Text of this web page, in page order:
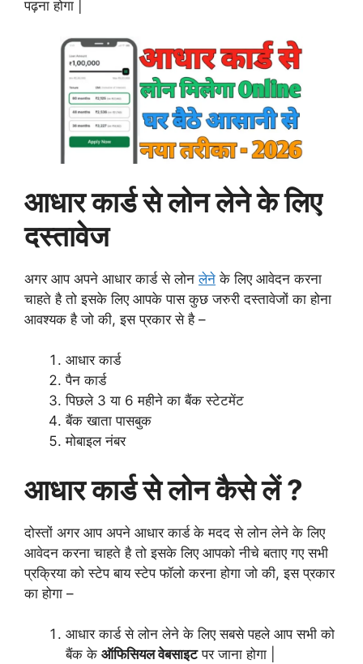
पढ़ना होगा |
आधार कार्ड से लोन लेने के लिए
दस्तावेज
अगर आप अपने आधार कार्ड से लोनलेने के लिए आवेदन करना
चाहते है तो इसके लिए आपके पास कुछ जरुरी दस्तावेजों का होना
आवश्यक है जो की, इस प्रकार से है –
आधार कार्ड
पैन कार्ड
पिछले 3 या 6 महीने का बैंक स्टेटमेंट
बैंक खाता पासबुक
मोबाइल नंबर
आधार कार्ड से लोन कैसे लें ?
दोस्तों अगर आप अपने आधार कार्ड के मदद से लोन लेने के लिए
आवेदन करना चाहते है तो इसके लिए आपको नीचे बताए गए सभी
प्रक्रिया को स्टेप बाय स्टेप फॉलो करना होगा जो की, इस प्रकार
का होगा –
आधार कार्ड से लोन लेने के लिए सबसे पहले आप सभी को
बैंक के ऑफिसियल वेबसाइटपर जाना होगा |